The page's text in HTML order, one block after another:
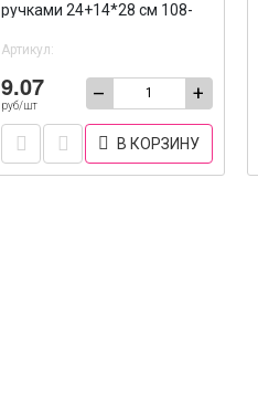
ручками 24+14*28 см 108-
Артикул:
9.07
руб/шт
– +
В КОРЗИНУ